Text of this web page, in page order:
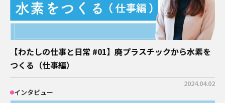
【わたしの仕事と日常 #01】廃プラスチックから水素を
つくる（仕事編）
2024.04.02
インタビュー